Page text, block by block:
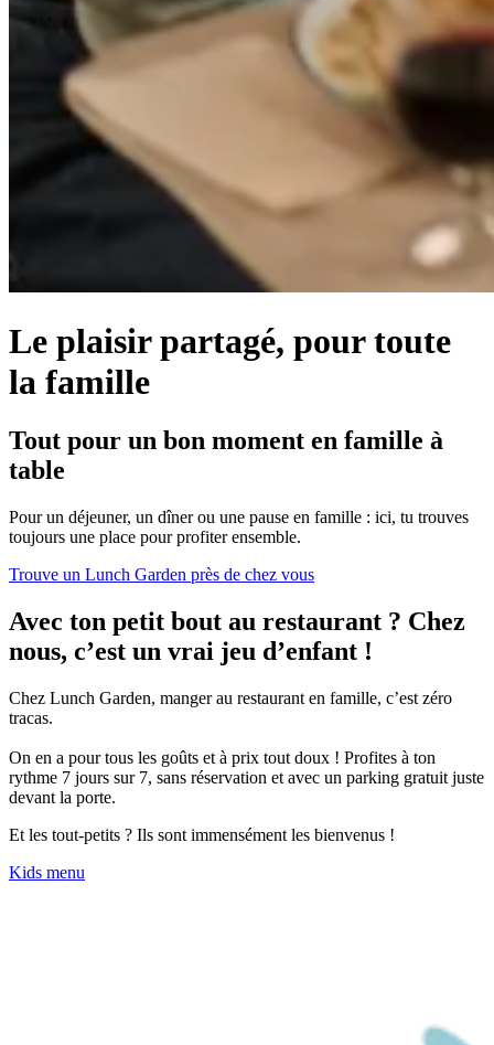
Le plaisir partagé, pour toute
la famille
Tout pour un bon moment en famille à
table
Pour un déjeuner, un dîner ou une pause en famille : ici, tu trouves
toujours une place pour profiter ensemble.
Trouve un Lunch Garden près de chez vous
Avec ton petit bout au restaurant ? Chez
nous, c’est un vrai jeu d’enfant !
Chez Lunch Garden, manger au restaurant en famille, c’est zéro
tracas.
On en a pour tous les goûts et à prix tout doux ! Profites à ton
rythme 7 jours sur 7, sans réservation et avec un parking gratuit juste
devant la porte.
Et les tout-petits ? Ils sont immensément les bienvenus !
Kids menu